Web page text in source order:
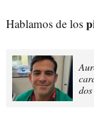
Hablamos de los